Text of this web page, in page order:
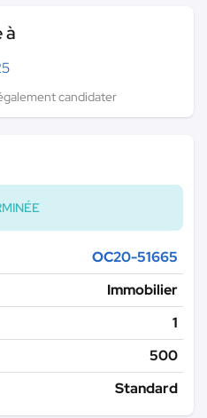
à
candidater
OC20-51665
Immobilier
1
500
Standard